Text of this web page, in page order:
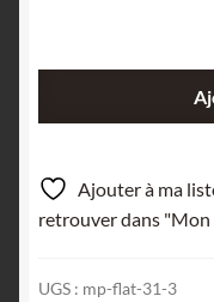
et
Plattnerite,
mine
Versilhac,
Ajouter à ma
retrouver dans "Mon
UGS : mp-flat-31-3